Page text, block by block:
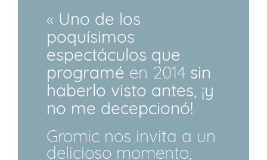
« Uno de los
poquísimos
espectáculos que
programé en 2014 sin
haberlo visto antes, ¡y
no me decepcionó!
Gromic nos invita a un
delicioso momento,